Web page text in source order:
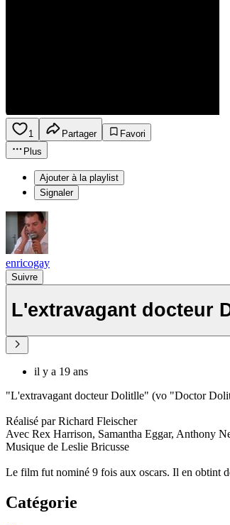
1 Partager
Favori
Plus
Ajouter à la playlist
Signaler
enricogay
Suivre
L'extravagant docteur
il y a 19 ans
"L'extravagant docteur Dolitlle" (vo "Doctor
Réalisé par Richard Fleischer
Avec Rex Harrison, Samantha Eggar, Anthony
Musique de Leslie Bricusse
Le film fut nominé 9 fois aux oscars. Il en obtint
Catégorie